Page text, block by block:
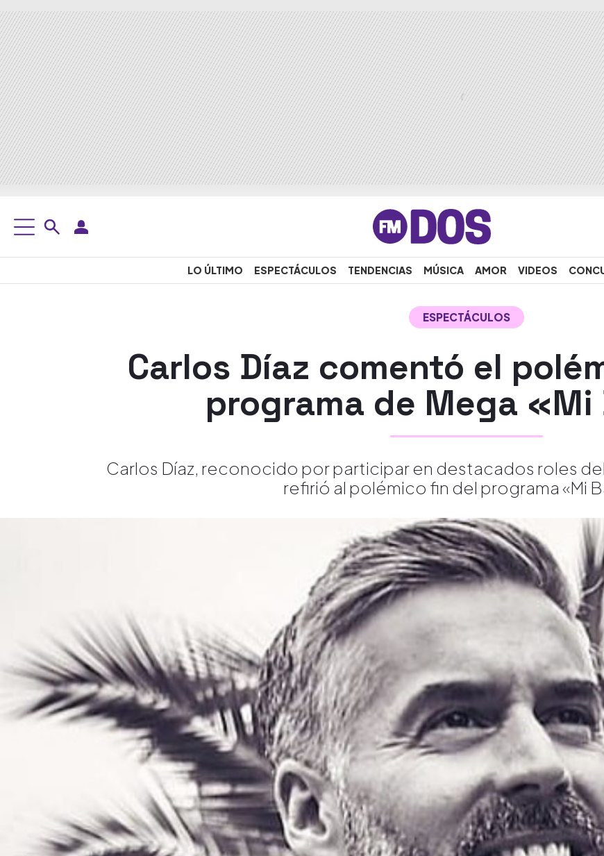
LO ÚLTIMO ESPECTÁCULOS TENDENCIAS MÚSICA AMOR VIDEOS
ESPECTÁCULOS
Carlos Díaz comentó el
programa de Mega
Carlos Díaz, reconocido por participar en destacados roles
refirió al polémico fin del programa «Mi